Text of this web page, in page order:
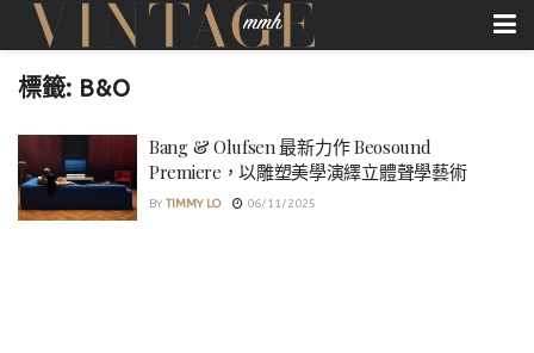
標籤: B&O
Bang & Olufsen 最新力作 Beosound
Premiere，以雕塑美學演繹立體聲學藝術
BY TIMMY LO 06/11/2025